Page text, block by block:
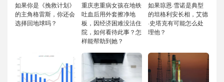
如果你是《挽救计划》
的主角格雷斯，你还会
选择回地球吗？
重庆患重病女孩在地铁
吐血后用外套擦净地
板，因经济困难没法住
院，如何看待此事？怎
样能帮助到她？
如果琼恩·雪诺是典型
的坦格利安长相，艾德
·史塔克有可能怎么处
理他？